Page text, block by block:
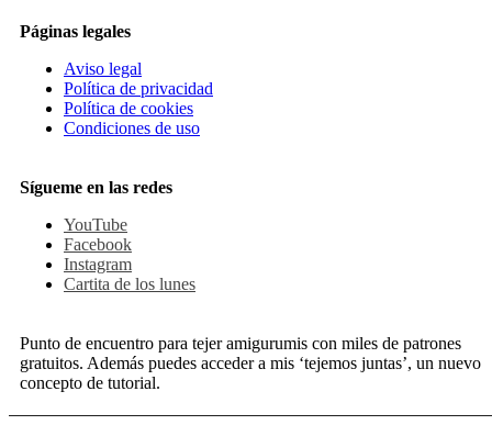
Páginas legales
Aviso legal
Política de privacidad
Política de cookies
Condiciones de uso
Sígueme en las redes
YouTube
Facebook
Instagram
Cartita de los lunes
Punto de encuentro para tejer amigurumis con miles de patrones
gratuitos. Además puedes acceder a mis ‘tejemos juntas’, un nuevo
concepto de tutorial.